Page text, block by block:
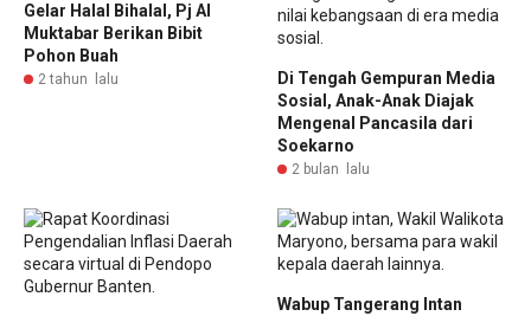
Gelar Halal Bihalal, Pj Al
Muktabar Berikan Bibit
Pohon Buah
2 tahun lalu
Di Tengah Gempuran Media
Sosial, Anak-Anak Diajak
Mengenal Pancasila dari
Soekarno
2 bulan lalu
Wabup Tangerang Intan